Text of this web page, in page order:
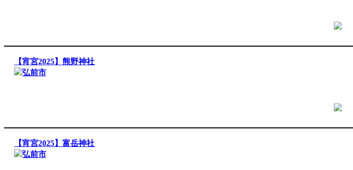
【宵宮2025】熊野神社
弘前市
【宵宮2025】富岳神社
弘前市